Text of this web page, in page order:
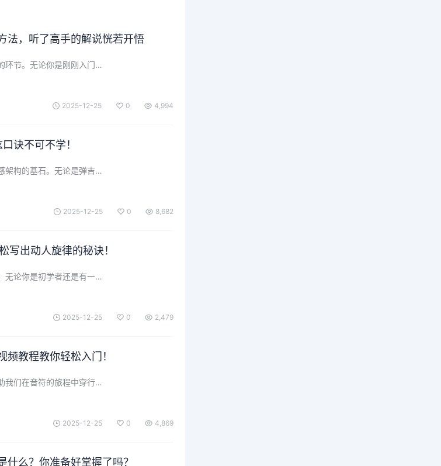
法，听了高手的解说恍若开悟
环节。无论你是刚刚入门…
2025-12-25 0 4,994
诀不可不学！
架构的基石。无论是弹吉…
2025-12-25 0 8,682
写出动人旋律的秘诀！
无论你是初学者还是有一…
2025-12-25 0 2,479
教程教你轻松入门！
我们在音符的旅程中穿行…
2025-12-25 0 4,869
么？你准备好掌握了吗？